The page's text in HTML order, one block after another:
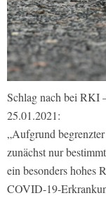
Schlag nach bei RKI
25.01.2021:
„Aufgrund
zunächst nur
ein besonders hohes
COVID-19-